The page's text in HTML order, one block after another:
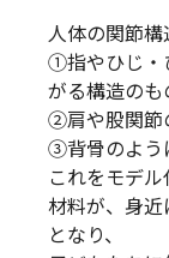
人体の関節構
①指やひじ・
がる構造のも
②肩や股関節
③背骨のよう
これをモデル
材料が、身
となり、